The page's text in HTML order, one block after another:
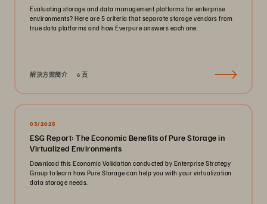
Evaluating storage and data management platforms for enterprise
environments? Here are 5 criteria that separate storage vendors from
true data platforms and how Everpure answers each one.
解決方案簡介 6 頁
03/2025
ESG Report: The Economic Benefits of Pure Storage in
Virtualized Environments
Download this Economic Validation conducted by Enterprise Strategy
Group to learn how Pure Storage can help you with your virtualization
data storage needs.